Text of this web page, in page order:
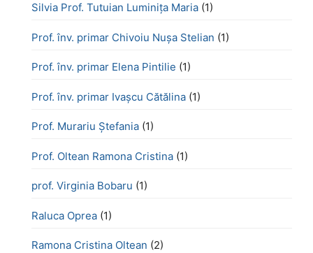
Silvia Prof. Tutuian Luminița Maria (1)
Prof. înv. primar Chivoiu Nușa Stelian (1)
Prof. înv. primar Elena Pintilie (1)
Prof. înv. primar Ivașcu Cătălina (1)
Prof. Murariu Ștefania (1)
Prof. Oltean Ramona Cristina (1)
prof. Virginia Bobaru (1)
Raluca Oprea (1)
Ramona Cristina Oltean (2)